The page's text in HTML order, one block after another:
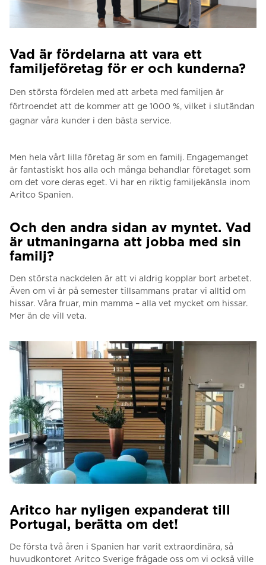
Vad är fördelarna att vara ett
familjeföretag för er och kunderna?
Den största fördelen med att arbeta med familjen är
förtroendet att de kommer att ge 1000 %, vilket i slutändan
gagnar våra kunder i den bästa service.
Men hela vårt lilla företag är som en familj. Engagemanget
är fantastiskt hos alla och många behandlar företaget som
om det vore deras eget. Vi har en riktig familjekänsla inom
Aritco Spanien.
Och den andra sidan av myntet. Vad
är utmaningarna att jobba med sin
familj?
Den största nackdelen är att vi aldrig kopplar bort arbetet.
Även om vi är på semester tillsammans pratar vi alltid om
hissar. Våra fruar, min mamma – alla vet mycket om hissar.
Mer än de vill veta.
Aritco har nyligen expanderat till
Portugal, berätta om det!
De första två åren i Spanien har varit extraordinära, så
huvudkontoret Aritco Sverige frågade oss om vi också ville